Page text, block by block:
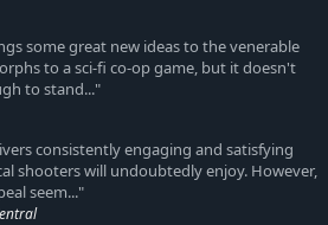
some great new ideas to the venerable
to a sci-fi co-op game, but it doesn't
to stand..."
consistently engaging and satisfying
shooters will undoubtedly enjoy. However,
seem..."